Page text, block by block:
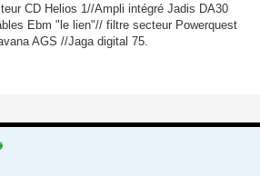
CD Helios 1//Ampli intégré Jadis DA30
Ebm "le lien"// filtre secteur Powerquest
AGS //Jaga digital 75.